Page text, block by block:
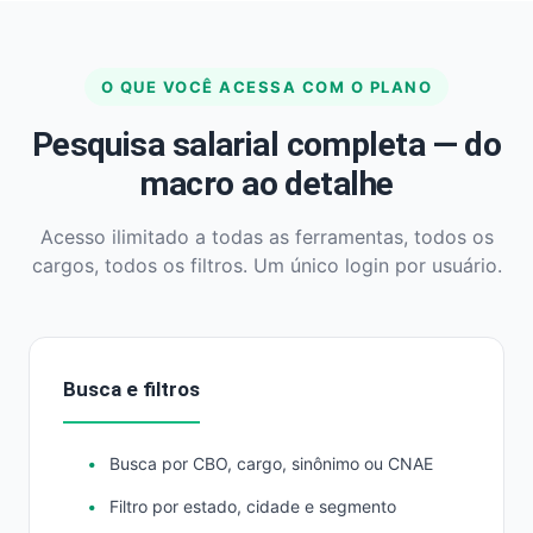
O QUE VOCÊ ACESSA COM O PLANO
Pesquisa salarial completa — do
macro ao detalhe
Acesso ilimitado a todas as ferramentas, todos os
cargos, todos os filtros. Um único login por usuário.
Busca e filtros
Busca por CBO, cargo, sinônimo ou CNAE
Filtro por estado, cidade e segmento